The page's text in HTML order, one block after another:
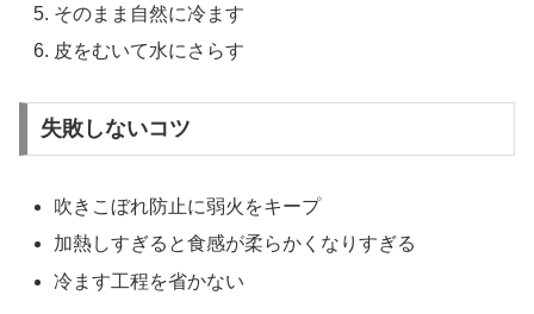
そのまま自然に冷ます
皮をむいて水にさらす
失敗しないコツ
吹きこぼれ防止に弱火をキープ
加熱しすぎると食感が柔らかくなりすぎる
冷ます工程を省かない